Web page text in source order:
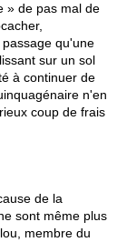
» de pas mal de
qu'une
sur un sol
à continuer de
n'en
coup de frais
de la
sont même plus
membre du